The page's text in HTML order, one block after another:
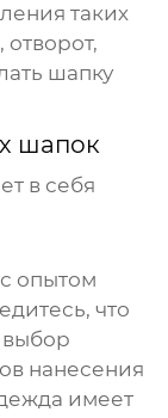
таких
шапку
шапок
в себя
опытом
что
нанесения
имеет